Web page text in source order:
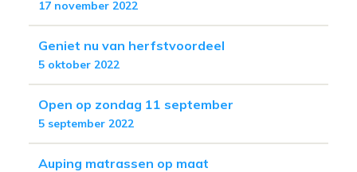
17 november 2022
Geniet nu van herfstvoordeel
5 oktober 2022
Open op zondag 11 september
5 september 2022
Auping matrassen op maat